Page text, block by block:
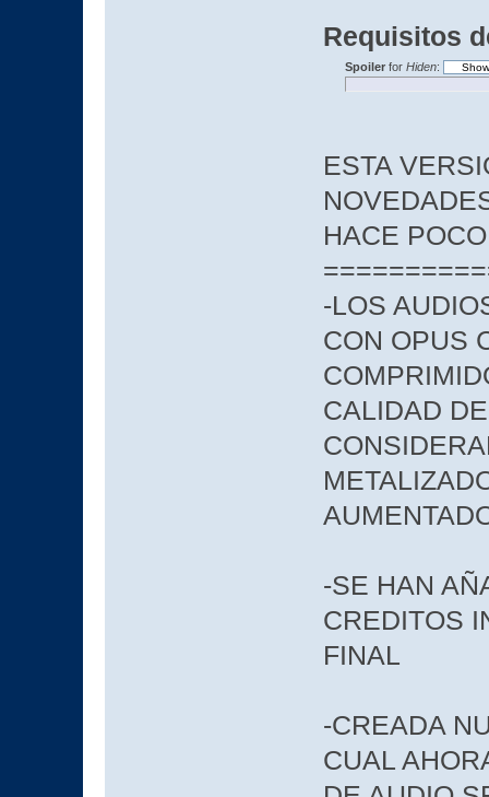
Requisitos
Spoilerfor Hiden:
ESTA
HACE
-LOS
CON OPUS
CALIDAD
-SE HAN
CREDITOS
FINAL
-CREADA
CUAL